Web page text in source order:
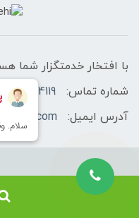
با افتخار خدمتگزار شما
شماره تماس:
-09128433566
آدرس ایمیل:
تمامی حقوق مادی و معنوی